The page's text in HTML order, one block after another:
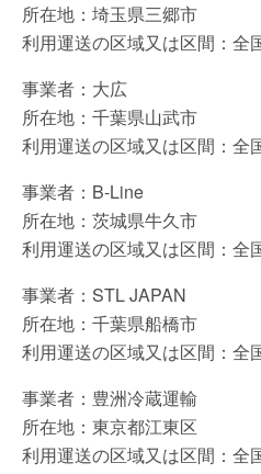
所在地：埼玉県三郷市
利用運送の区域又は区間：全
事業者：大広
所在地：千葉県山武市
利用運送の区域又は区間：全
事業者：B-Line
所在地：茨城県牛久市
利用運送の区域又は区間：全
事業者：STL JAPAN
所在地：千葉県船橋市
利用運送の区域又は区間：全
事業者：豊洲冷蔵運輸
所在地：東京都江東区
利用運送の区域又は区間：全